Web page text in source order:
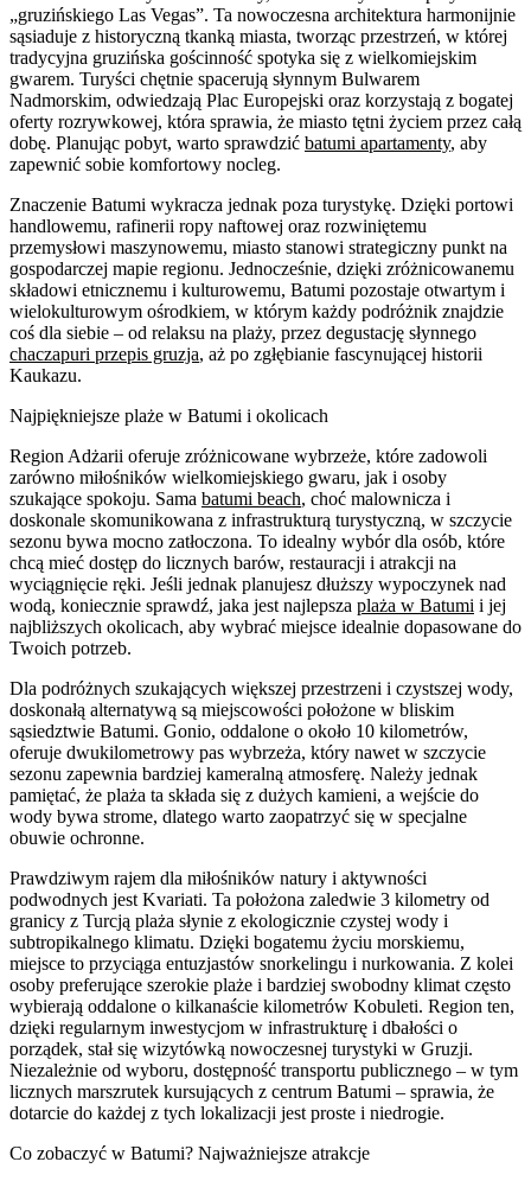
„gruzińskiego Las Vegas”. Ta nowoczesna architektura harmonijnie
sąsiaduje z historyczną tkanką miasta, tworząc przestrzeń, w której
tradycyjna gruzińska gościnność spotyka się z wielkomiejskim
gwarem. Turyści chętnie spacerują słynnym Bulwarem
Nadmorskim, odwiedzają Plac Europejski oraz korzystają z bogatej
oferty rozrywkowej, która sprawia, że miasto tętni życiem przez całą
dobę. Planując pobyt, warto sprawdzić batumi apartamenty, aby
zapewnić sobie komfortowy nocleg.
Znaczenie Batumi wykracza jednak poza turystykę. Dzięki portowi
handlowemu, rafinerii ropy naftowej oraz rozwiniętemu
przemysłowi maszynowemu, miasto stanowi strategiczny punkt na
gospodarczej mapie regionu. Jednocześnie, dzięki zróżnicowanemu
składowi etnicznemu i kulturowemu, Batumi pozostaje otwartym i
wielokulturowym ośrodkiem, w którym każdy podróżnik znajdzie
coś dla siebie – od relaksu na plaży, przez degustację słynnego
chaczapuri przepis gruzja, aż po zgłębianie fascynującej historii
Kaukazu.
Najpiękniejsze plaże w Batumi i okolicach
Region Adżarii oferuje zróżnicowane wybrzeże, które zadowoli
zarówno miłośników wielkomiejskiego gwaru, jak i osoby
szukające spokoju. Sama batumi beach, choć malownicza i
doskonale skomunikowana z infrastrukturą turystyczną, w szczycie
sezonu bywa mocno zatłoczona. To idealny wybór dla osób, które
chcą mieć dostęp do licznych barów, restauracji i atrakcji na
wyciągnięcie ręki. Jeśli jednak planujesz dłuższy wypoczynek nad
wodą, koniecznie sprawdź, jaka jest najlepsza plaża w Batumi i jej
najbliższych okolicach, aby wybrać miejsce idealnie dopasowane do
Twoich potrzeb.
Dla podróżnych szukających większej przestrzeni i czystszej wody,
doskonałą alternatywą są miejscowości położone w bliskim
sąsiedztwie Batumi. Gonio, oddalone o około 10 kilometrów,
oferuje dwukilometrowy pas wybrzeża, który nawet w szczycie
sezonu zapewnia bardziej kameralną atmosferę. Należy jednak
pamiętać, że plaża ta składa się z dużych kamieni, a wejście do
wody bywa strome, dlatego warto zaopatrzyć się w specjalne
obuwie ochronne.
Prawdziwym rajem dla miłośników natury i aktywności
podwodnych jest Kvariati. Ta położona zaledwie 3 kilometry od
granicy z Turcją plaża słynie z ekologicznie czystej wody i
subtropikalnego klimatu. Dzięki bogatemu życiu morskiemu,
miejsce to przyciąga entuzjastów snorkelingu i nurkowania. Z kolei
osoby preferujące szerokie plaże i bardziej swobodny klimat często
wybierają oddalone o kilkanaście kilometrów Kobuleti. Region ten,
dzięki regularnym inwestycjom w infrastrukturę i dbałości o
porządek, stał się wizytówką nowoczesnej turystyki w Gruzji.
Niezależnie od wyboru, dostępność transportu publicznego – w tym
licznych marszrutek kursujących z centrum Batumi – sprawia, że
dotarcie do każdej z tych lokalizacji jest proste i niedrogie.
Co zobaczyć w Batumi? Najważniejsze atrakcje